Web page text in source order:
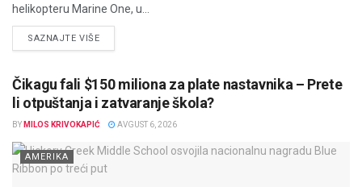
helikopteru Marine One, u...
SAZNAJTE VIŠEDETAILS
Čikagu fali $150 miliona za plate nastavnika – Prete
li otpuštanja i zatvaranje škola?
BY MILOS KRIVOKAPIĆ AVGUST 6, 2026
AMERIKA